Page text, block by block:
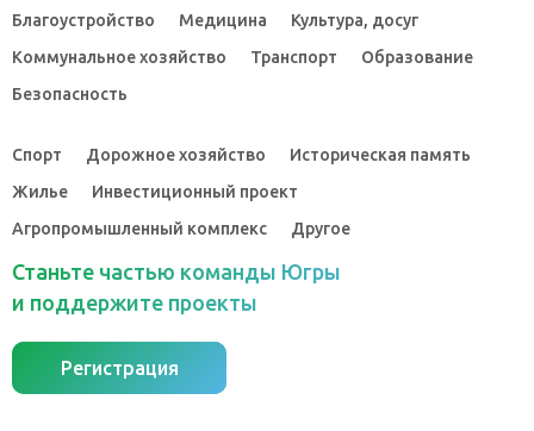
Благоустройство Медицина
Культура, досуг
Коммунальное хозяйство
Транспорт
Образование
Безопасность
Спорт Дорожное хозяйство
Историческая память
Жилье
Инвестиционный проект
Агропромышленный комплекс
Другое
Станьте частью команды Югры
и поддержите проекты
Регистрация